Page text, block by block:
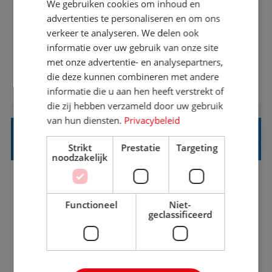
Met jouw ervaring in de reisbranche of
achtergrond in toerisme ben je klaar voor de
volgende stap. Vanaf je stoel reis je de hele
wereld over en speel je moeiteloos in op de
wensen van je team, je klant en wat er in de
reiswereld gebeurt. Met je enthousiasme weet je
klanten te overtuigen om die droomreis te
boeken! ...
BEKIJK VACATURE
REISADVISEUR ALLROUND
Aalsmeer, Noord-Holland, Nederland
33-36 uur
MBO
Een vakantie plannen is het leukste dat er is. Of
het nu voor jezelf is, of voor een ander: jij vindt
We gebruiken cookies om inhoud en
advertenties te personaliseren en om ons
verkeer te analyseren. We delen ook
informatie over uw gebruik van onze site
met onze advertentie- en analysepartners,
die deze kunnen combineren met andere
informatie die u aan hen heeft verstrekt of
die zij hebben verzameld door uw gebruik
van hun diensten. Privacybeleid
Strikt
noodzakelijk
Prestatie Targeting
Functioneel
Niet-
geclassificeerd